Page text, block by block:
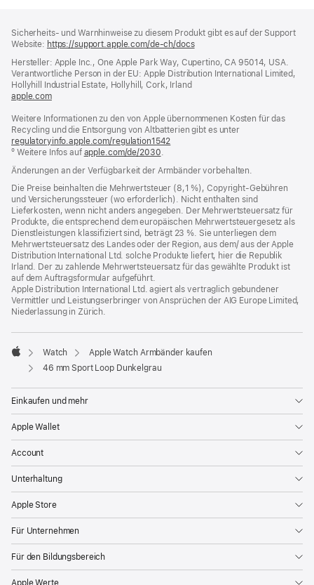
Sicherheits- und Warnhinweise zu diesem Produkt gibt es auf der Support
Website: https://support.apple.com/de-ch/docs(öffnet
neues
Fenster)
Hersteller: Apple Inc., One Apple Park Way, Cupertino, CA 95014, USA.
Verantwortliche Person in der EU: Apple Distribution International Limited,
Hollyhill Industrial Estate, Hollyhill, Cork, Irland
apple.com(öffnet
neues
Fenster)
Weitere Informationen zu den von Apple übernommenen Kosten für das
Recycling und die Entsorgung von Altbatterien gibt es unter
regulatoryinfo.apple.com/regulation1542
Fenster)
º Weitere Infos auf apple.com/de/2030.
Änderungen an der Verfügbarkeit der Armbänder vorbehalten.
Die Preise beinhalten die Mehrwertsteuer (8,1 %), Copyright-Gebühren
und Versicherungssteuer (wo erforderlich). Nicht enthalten sind
Lieferkosten, wenn nicht anders angegeben. Der Mehrwertsteuersatz für
Produkte, die entsprechend dem europäischen Mehrwertsteuergesetz als
Dienstleistungen klassifiziert sind, beträgt 23 %. Sie unterliegen dem
Mehrwertsteuersatz des Landes oder der Region, aus dem/ aus der Apple
Distribution International Ltd. solche Produkte liefert, hier die Republik
Irland. Der zu zahlende Mehrwertsteuersatz für das gewählte Produkt ist
auf dem Auftragsformular aufgeführt.
Apple Distribution International Ltd. agiert als vertraglich gebundener
Vermittler und Leistungserbringer von Ansprüchen der AIG Europe Limited,
Niederlassung in Zürich.
Apple
Watch
Apple Watch Armbänder kaufen
46 mm Sport Loop Dunkelgrau
Einkaufen und mehr
Apple Wallet
Account
Unterhaltung
Apple Store
Für Unternehmen
Für den Bildungsbereich
Apple Werte